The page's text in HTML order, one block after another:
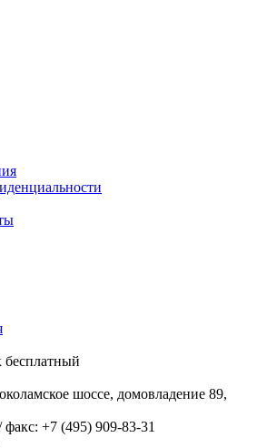
бесплатный
шоссе, домовладение 89,
+7 (495) 909-83-31